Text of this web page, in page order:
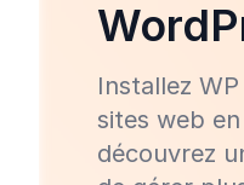
Installez
sites web
découvrez